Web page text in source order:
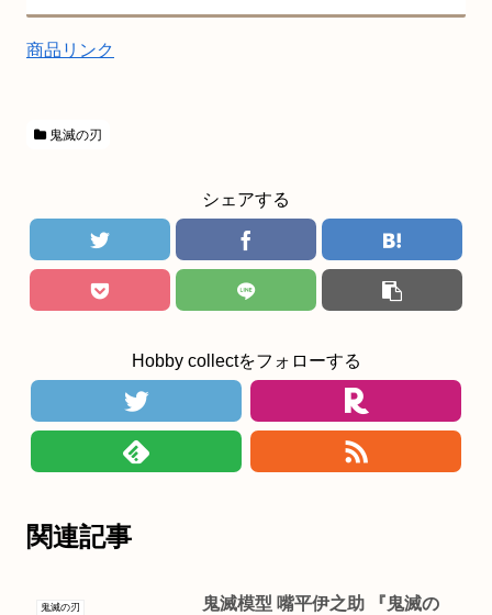
商品リンク
鬼滅の刃
シェアする
Hobby collectをフォローする
関連記事
鬼滅の刃
鬼滅模型 嘴平伊之助 『鬼滅の